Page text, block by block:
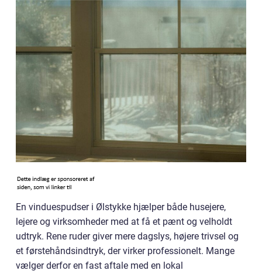
En vinduespudser i Ølstykke hjælper både husejere,
lejere og virksomheder med at få et pænt og velholdt
udtryk. Rene ruder giver mere dagslys, højere trivsel og
et førstehåndsindtryk, der virker professionelt. Mange
vælger derfor en fast aftale med en lokal